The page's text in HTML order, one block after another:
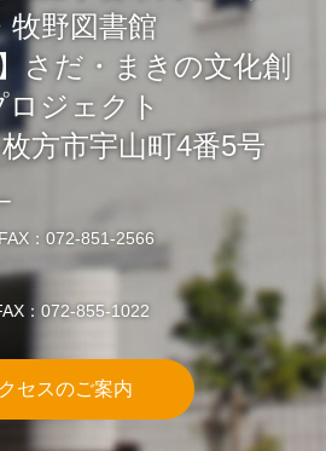
牧野図書館
さだ・まきの文化創
ロジェクト
方市宇山町4番5号
：072-851-2566
：072-855-1022
セスのご案内